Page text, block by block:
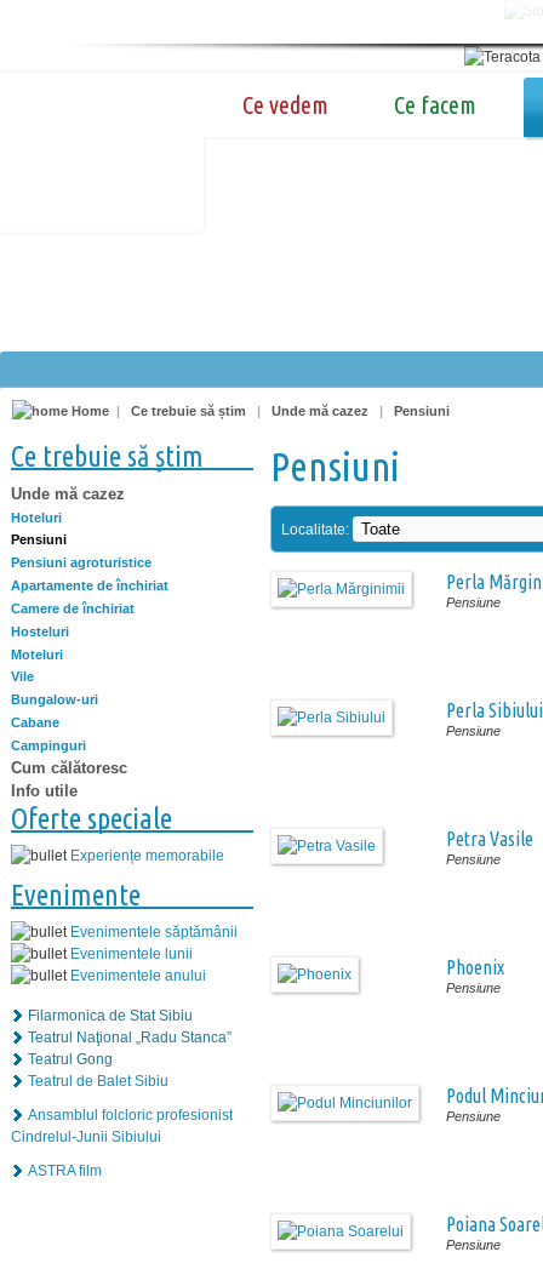
Ce vedem Ce facem
Home | Ce trebuie să știm | Unde mă cazez | Pensiuni
Ce trebuie să știm
Unde mă cazez
Hoteluri
Pensiuni
Pensiuni agroturistice
Apartamente de închiriat
Camere de închiriat
Hosteluri
Moteluri
Vile
Bungalow-uri
Cabane
Campinguri
Cum călătoresc
Info utile
Oferte speciale
Experiențe memorabile
Evenimente
Evenimentele săptămânii
Evenimentele lunii
Evenimentele anului
Filarmonica de Stat Sibiu
Teatrul Naţional „Radu Stanca”
Teatrul Gong
Teatrul de Balet Sibiu
Ansamblul folcloric profesionist
Cindrelul-Junii Sibiului
ASTRA film
Pensiuni
Localitate:
Perla
Pensiune
Perla Sibiului
Pensiune
Petra Vasile
Pensiune
Phoenix
Pensiune
Podul
Pensiune
Poiana
Pensiune